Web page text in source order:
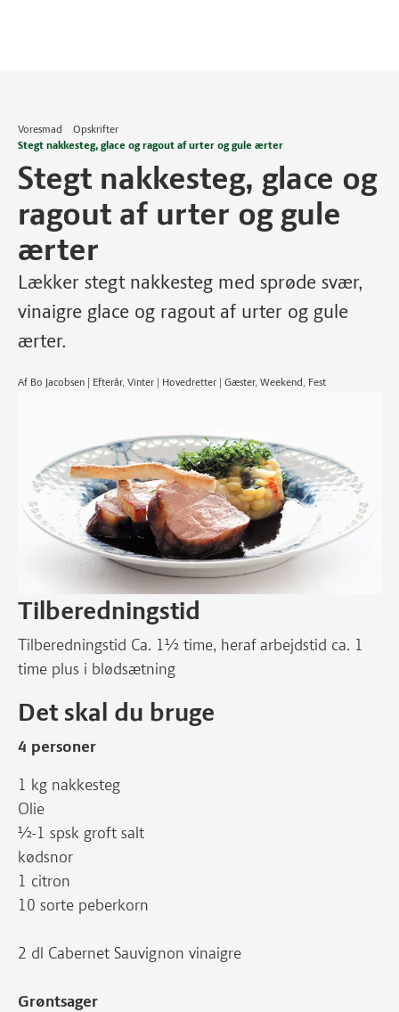
Voresmad
Opskrifter
Stegt nakkesteg, glace og ragout af urter og gule ærter
Stegt nakkesteg, glace og
ragout af urter og gule
ærter
Lækker stegt nakkesteg med sprøde svær,
vinaigre glace og ragout af urter og gule
ærter.
Af Bo Jacobsen | Efterår, Vinter | Hovedretter | Gæster, Weekend, Fest
Tilberedningstid
Tilberedningstid Ca. 1½ time, heraf arbejdstid ca. 1
time plus i blødsætning
Det skal du bruge
4 personer
1 kg nakkesteg
Olie
½-1 spsk groft salt
kødsnor
1 citron
10 sorte peberkorn
2 dl Cabernet Sauvignon vinaigre
Grøntsager